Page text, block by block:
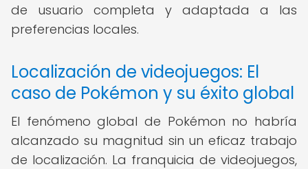
de usuario completa y adaptada a las
preferencias locales.
Localización de videojuegos: El
caso de Pokémon y su éxito global
El fenómeno global de Pokémon no habría
alcanzado su magnitud sin un eficaz trabajo
de localización. La franquicia de videojuegos,